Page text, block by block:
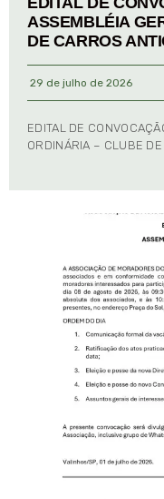
ASSEMBLÉIA
DE CARROS
29 de julho de 2026
EDITAL DE
ORDINÁRIA – CLUBE